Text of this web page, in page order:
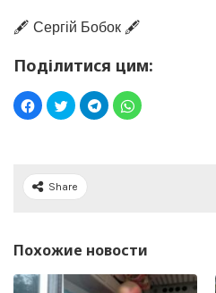
🖋️ Сергій Бобок 🖋️
Поділитися цим:
Share
Похожие новости